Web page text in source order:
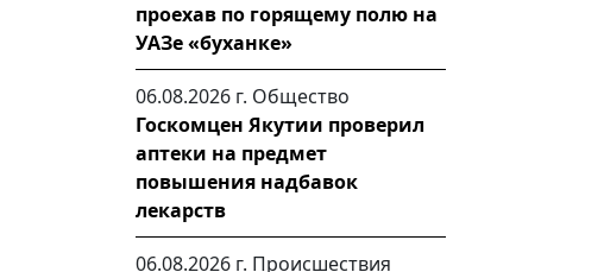
проехав по горящему полю на
УАЗе «буханке»
06.08.2026 г. Общество
Госкомцен Якутии проверил
аптеки на предмет
повышения надбавок
лекарств
06.08.2026 г. Происшествия